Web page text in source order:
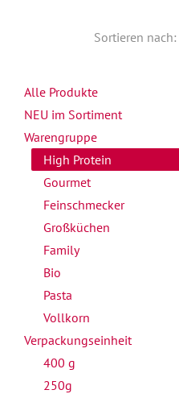
Sortieren
Alle Produkte
NEU im Sortiment
Warengruppe
High Protein
Gourmet
Feinschmecker
Großküchen
Family
Bio
Pasta
Vollkorn
Verpackungseinheit
400 g
250g